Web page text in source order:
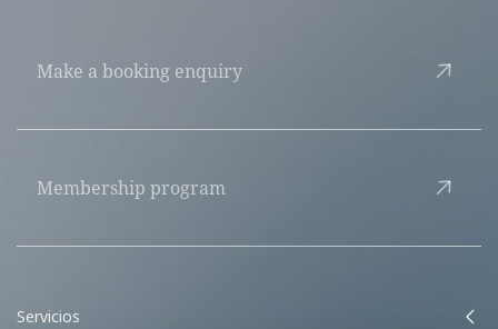
Make a booking enquiry
Membership program
Servicios